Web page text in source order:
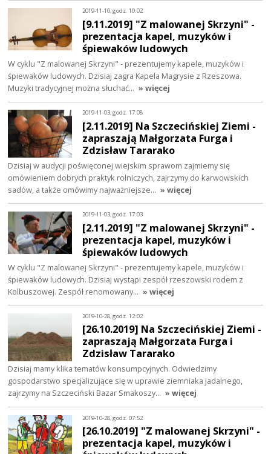
2019-11-10, godz. 10:02
[9.11.2019] "Z malowanej Skrzyni" -
prezentacja kapel, muzyków i
śpiewaków ludowych
W cyklu "Z malowanej Skrzyni" - prezentujemy kapele, muzyków i
śpiewaków ludowych. Dzisiaj zagra Kapela Magrysie z Rzeszowa.
Muzyki tradycyjnej można słuchać… » więcej
2019-11-03, godz. 17:08
[2.11.2019] Na Szczecińskiej Ziemi -
zapraszają Małgorzata Furga i
Zdzisław Tararako
Dzisiaj w audycji poświęconej wiejskim sprawom zajmiemy się
omówieniem dobrych praktyk rolniczych, zajrzymy do karwowskich
sadów, a także omówimy najważniejsze… » więcej
2019-11-03, godz. 17:03
[2.11.2019] "Z malowanej Skrzyni" -
prezentacja kapel, muzyków i
śpiewaków ludowych
W cyklu "Z malowanej Skrzyni" - prezentujemy kapele, muzyków i
śpiewaków ludowych. Dzisiaj wystąpi zespół rzeszowski rodem z
Kolbuszowej. Zespół renomowany… » więcej
2019-10-28, godz. 12:02
[26.10.2019] Na Szczecińskiej Ziemi -
zapraszają Małgorzata Furga i
Zdzisław Tararako
Dzisiaj mamy klika tematów konsumpcyjnych. Odwiedzimy
gospodarstwo specjalizujące się w uprawie ziemniaka jadalnego,
zajrzymy na Szczeciński Bazar Smakoszy… » więcej
2019-10-28, godz. 07:52
[26.10.2019] "Z malowanej Skrzyni" -
prezentacja kapel, muzyków i